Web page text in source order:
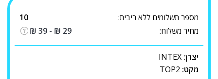
מספר תשלומים ללא ריבית:
10
מחיר משלוח:
₪ 29
-
₪ 39
יצרן: INTEX
מקט: TOP2